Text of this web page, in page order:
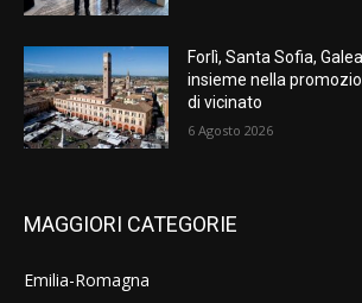
Forlì, Santa Sofia,
insieme nella
di vicinato
6 Agosto 2026
MAGGIORI CATEGORIE
Emilia-Romagna